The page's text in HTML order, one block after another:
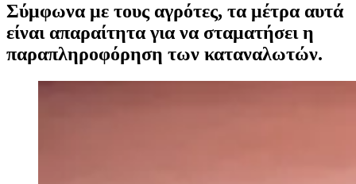
Σύμφωνα με τους αγρότες, τα μέτρα αυτά
είναι απαραίτητα για να σταματήσει η
παραπληροφόρηση των καταναλωτών.